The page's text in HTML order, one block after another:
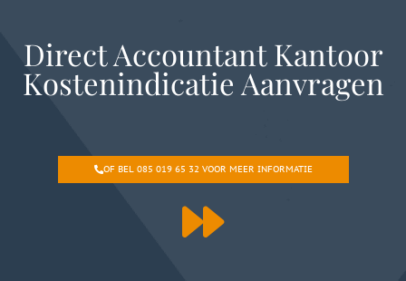
Direct Accountant Kantoor
Kostenindicatie Aanvragen
OF BEL 085 019 65 32 VOOR MEER INFORMATIE